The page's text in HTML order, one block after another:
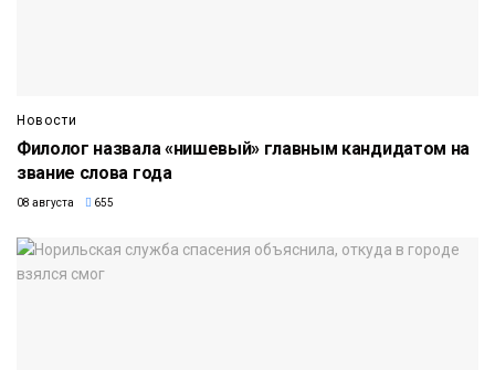
Новости
Филолог назвала «нишевый» главным кандидатом на
звание слова года
08 августа 655